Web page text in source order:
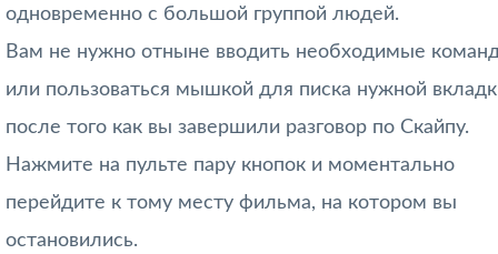
одновременно с большой группой людей.
Вам не нужно отныне вводить необходимые
или пользоваться мышкой для писка нужной
после того как вы завершили разговор по Скайпу.
Нажмите на пульте пару кнопок и моментально
перейдите к тому месту фильма, на котором вы
остановились.